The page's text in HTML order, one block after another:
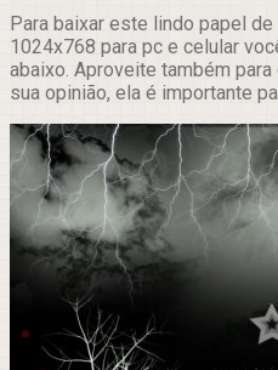
Para baixar este lindo papel
1024x768 para pc e celular
abaixo. Aproveite também
sua opinião, ela é importante